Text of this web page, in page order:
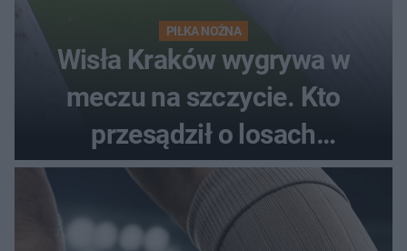
PIŁKA NOŻNA
Wisła Kraków wygrywa w
meczu na szczycie. Kto
przesądził o losach
spotkania?